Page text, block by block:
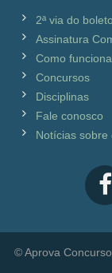
2ª via do boleto
Assinatura
Como funciona
Concursos
Disciplinas
Fale conosco
Notícias sobre
© Aprova